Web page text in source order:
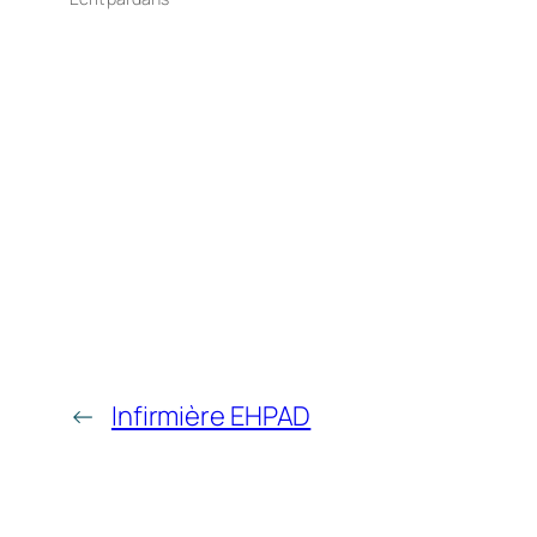
← Infirmière EHPAD